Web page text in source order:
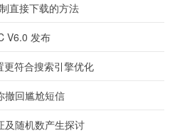
步穿杨的弓箭手到冲锋陷阵的无情
的关键力量。根据战局灵活搭配，
直接下载的方法
V6.0 发布
符合搜索引擎优化
撤回尴尬短信
及随机数产生探讨